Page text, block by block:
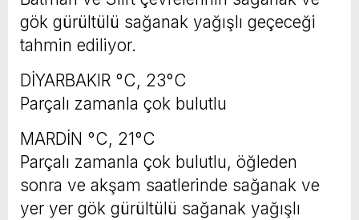
gök gürültülü sağanak yağışlı geçeceği
tahmin ediliyor.
DİYARBAKIR °C, 23°C
Parçalı zamanla çok bulutlu
MARDİN °C, 21°C
Parçalı zamanla çok bulutlu, öğleden
sonra ve akşam saatlerinde sağanak ve
yer yer gök gürültülü sağanak yağışlı